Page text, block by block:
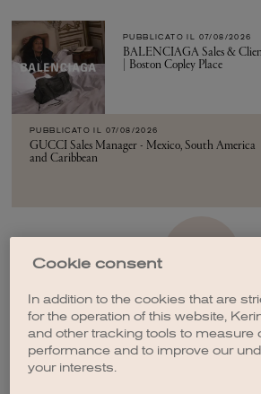
PUBBLICATO IL 07/08/2026
BALENCIAGA Sales &
| Boston Copley Place
PUBBLICATO IL 07/08/2026
GUCCI Sales Manager - Mexico, South America
and Caribbean
Cookie consent
In addition to the cookies that are
for the operation of this website,
and other tracking tools to measure
performance and to improve our
your interests.